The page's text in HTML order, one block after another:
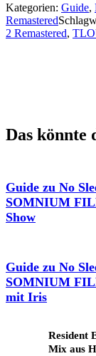
Kategorien: Guide,
Remastered
2 Remastered,
Das könnte
Guide zu No
SOMNIUM
Show
Guide zu No
SOMNIUM
mit Iris
Resident
Mix aus